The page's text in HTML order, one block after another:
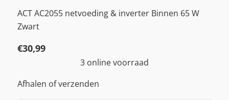
ACT AC2055 netvoeding & inverter Binnen 65 W
Zwart
€30,99
3 online voorraad
Afhalen of verzenden